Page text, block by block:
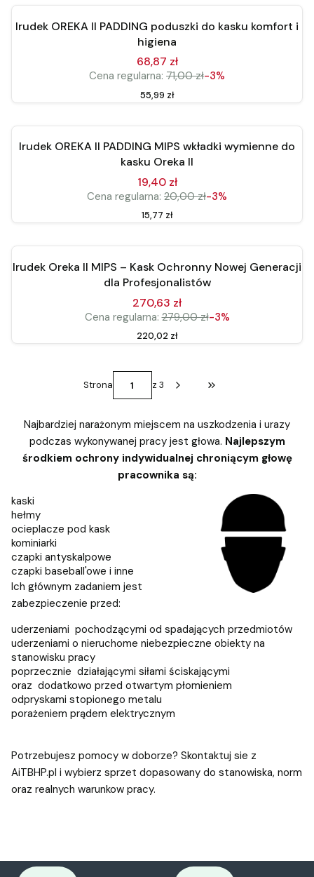
Okazja
Irudek OREKA II PADDING poduszki do kasku komfort i
higiena
68,87 zł
Cena regularna: 71,00 zł-3%
Cena
55,99 zł
Okazja
Do koszyka
Irudek OREKA II PADDING MIPS wkładki wymienne do
kasku Oreka II
19,40 zł
Cena regularna: 20,00 zł-3%
Cena
15,77 zł
Zobacz produkt
Irudek Oreka II MIPS – Kask Ochronny Nowej Generacji
dla Profesjonalistów
270,63 zł
Cena regularna: 279,00 zł-3%
Cena
220,02 zł
Strona z 3 Przejdź do ostatniej
Najbardziej narażonym miejscem na uszkodzenia i urazy
podczas wykonywanej pracy jest głowa. Najlepszym
środkiem ochrony indywidualnej chroniącym głowę
pracownika są:
kaski
hełmy
ocieplacze pod kask
kominiarki
czapki antyskalpowe
czapki baseball'owe i inne
Ich głównym zadaniem jest
zabezpieczenie przed:
uderzeniami pochodzącymi od spadających przedmiotów
uderzeniami o nieruchome niebezpieczne obiekty na
stanowisku pracy
poprzecznie działającymi siłami ściskającymi
oraz dodatkowo przed otwartym płomieniem
odpryskami stopionego metalu
porażeniem prądem elektrycznym
Potrzebujesz pomocy w doborze? Skontaktuj sie z
AiTBHP.pl i wybierz sprzet dopasowany do stanowiska, norm
oraz realnych warunkow pracy.